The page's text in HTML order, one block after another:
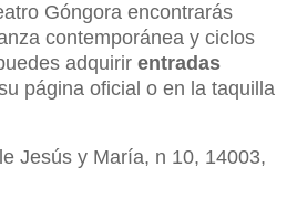
Góngora encontrarás
contemporánea y ciclos
adquirir entradas
página oficial o en la taquilla
Jesús y María, n 10, 14003,